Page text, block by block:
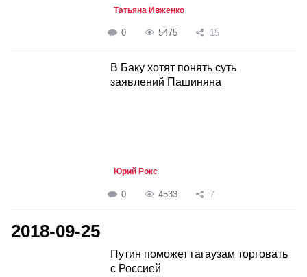
Татьяна Ивженко
0 5475 15
В Баку хотят понять суть
заявлений Пашиняна
Юрий Рокс
0 4533 7
2018-09-25
Путин поможет гагаузам торговать
с Россией